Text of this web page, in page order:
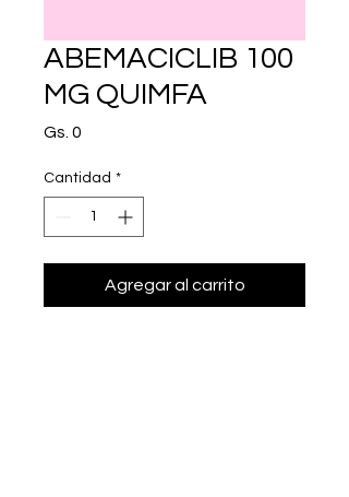
ABEMACICLIB 100
MG QUIMFA
Gs. 0
Cantidad *
Agregar al carrito